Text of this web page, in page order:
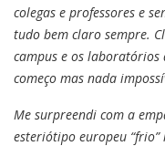
colegas e professores e
tudo bem claro sempre.
campus e os laboratórios
começo mas nada
Me surpreendi com a
esteriótipo europeu “frio”